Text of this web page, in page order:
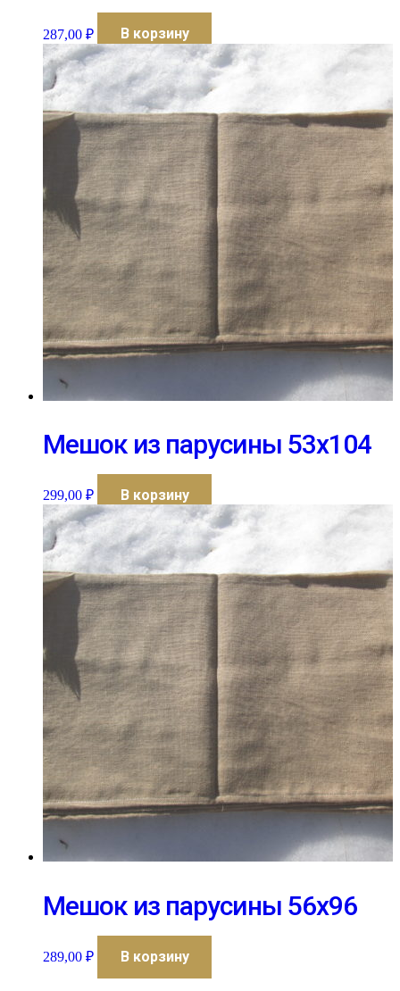
287,00 ₽ В корзину
Мешок из парусины 53х104
299,00 ₽ В корзину
Мешок из парусины 56х96
289,00 ₽ В корзину